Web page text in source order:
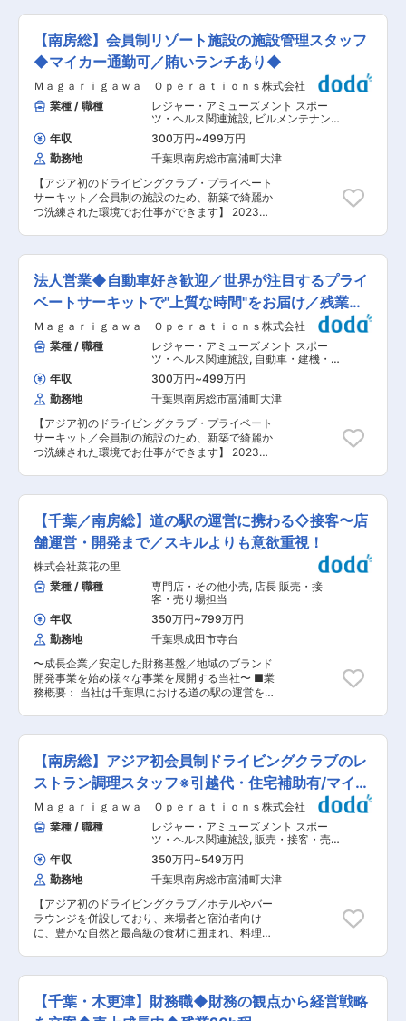
きます。 変更の範囲：会社の定める業務
ビングをしない同伴のご家族双方にMagarigawa
Clubでの接客をご担当いただきます。 ・実際の
お客様のご案内 例)ドライビング＋飲食＋その他
レジャーを、施設内でご提案、ご案内 ・会員様へ
のメール問合せ等の対応 ・部門横断的な業務調整
（社内外） ・その他、会員様・ゲストのリクエス
トに応じた社内調整 ■当社施設に関して
https://www.youtube.com/watch?
v=gmbiOm6rPuk ■組織構成： 8名（マネージャ
ー2名、スタッフ5名、ナイトスタッフ1名） ■研
修制度： OJT研修を通して、約1〜2か月間業務の
流れを育成していきます。 ■キャリアパス： 将
来的にはチームリーダーやメンバーのマネジメン
トへのチャレンジ機会を用意しております。
■Magarigawaのサービス： 2023年 夏に開業し
たアジア初の会員制ドライビングクラブ(プライベ
して業務を行っていただきます。 ※“THE
MAGARIGAWA CLUB”は会員のお客様が所有する
車を楽しく運転することが出来るプライベートド
ライビングクラブです。施設内には、プール・レ
ストラン・テニスコート・温泉施設や宿泊施設な
どを併設し、新しいカーライフを提供するリゾー
務
【南房総】会員制リゾート施設の施設管理スタッフ
◆マイカー通勤可／賄いランチあり◆
Ｍａｇａｒｉｇａｗａ Ｏｐｅｒａｔｉｏｎｓ株式会社
業種 / 職種
レジャー・アミューズメント スポー
ツ・ヘルス関連施設, ビルメンテナンス
（商業施設・店舗・オフィス） 施設管
理・マネジメント
年収 300万円~499万円
勤務地
千葉県南房総市富浦町大津
【アジア初のドライビングクラブ・プライベート
サーキット／会員制の施設のため、新築で綺麗か
つ洗練された環境でお仕事ができます】 2023年
MAGARIGAWA CLUB”の施設全般の業務を行って
いただきます。 コース施設だけでなく、ホテル・
レストラン・バーラウンジを併設しており、来場
者向けに、豊かな自然に囲まれた壮大な施設を維
持管理していく重要な人材として「理想のキャリ
ア」を築いて頂きます。 ■業務内容： 1）施設内
の温泉、プール、クラブハウスの給湯設備点検
２）設備点検に伴うレポート、報告 ３）電話・メ
ール対応 （お客様、外部クライアントからの問い
合わせの一次受けを担う可能性があります。）
４）事務業務などその他特命事項 （メイン業務が
ない場合、こういった業務をフォローしていただ
きます。） ■魅力点 ・日本初、世界でも知名度
が上がってきている施設におけるメンバーとして
活躍できます。 ・会員制の施設のため、新築で綺
麗かつ洗練された環境でお仕事ができます。 ・ア
の経験が積めます。 ■就業環境： 残業ほぼな
し・年休105日 シフト制ではありますが、希望は
通りやすく連休も取りやすい環境となっていま
す。 変更の範囲：会社の定める業務
法人営業◆自動車好き歓迎／世界が注目するプライ
ベートサーキットで"上質な時間"をお届け／残業ほ
ぼ無
Ｍａｇａｒｉｇａｗａ Ｏｐｅｒａｔｉｏｎｓ株式会社
業種 / 職種
レジャー・アミューズメント スポー
ツ・ヘルス関連施設, 自動車・建機・自
動車部品営業（海外） その他法人営業
（既存・ルートセールス中心）
年収 300万円~499万円
勤務地
千葉県南房総市富浦町大津
【アジア初のドライビングクラブ・プライベート
サーキット／会員制の施設のため、新築で綺麗か
つ洗練された環境でお仕事ができます】 2023年
MAGARIGAWA CLUB”にて法人営業スタッフを募
集します。 ■業務内容： ・法人営業 └各種面
談、電話、メール、その他の手段を通じて国内外
の法人顧客へアプローチ、商談管理および契約の
獲得 ・国内外の顧客対応とコミュニケーション └
顧客からのお問い合わせ対応（対面・電話・メー
ルなど） ・文書管理と報告書作成 └営業に関する
文書、契約書、申込書、提案書などの作成と管理
└営業・商談データの入力・管理、請求・精算金
額の調整・確定管理 ・企業向け施設貸出期間中の
イベント運営支援 ■魅力点 ・日本初、世界でも
知名度が上がってきている施設におけるメンバー
として活躍できます。 ・会員制の施設のため、新
築で綺麗かつ洗練された環境でお仕事ができま
す。 ・アジア初のドライビングクラブのため、海
外のお客様も多く来場しますので、グローバルな
希望は通りやすく連休も取りやすい環境となって
います。 ■人員構成： ・全体人員構成：約60名
・所属部門の人員：3名 変更の範囲：会社の定め
る業務
【千葉／南房総】道の駅の運営に携わる◇接客〜店
舗運営・開発まで／スキルよりも意欲重視！
株式会社菜花の里
業種 / 職種
専門店・その他小売, 店長 販売・接
客・売り場担当
年収
350万円~799万円
勤務地
千葉県成田市寺台
〜成長企業／安定した財務基盤／地域のブランド
開発事業を始め様々な事業を展開する当社〜 ■業
務概要： 当社は千葉県における道の駅の運営を複
内容詳細： ◇特産品の販売や飲食店舗における接
客販売 ◇商品の発注作業 ◇より活気のある道の
駅を創るための店舗開発 ◇パート・アルバイト従
業員のマネジメント業務 等 ■魅力： ◇千葉と
いう立地で地域の特産品や独自の商品を豊富に有
する道の駅。商品知識を必要としますが、千葉の
魅力を前面に押し出せるお仕事です。 ◇働き方改
善や運営の仕組化に取り組んでおり、より社員や
働く仲間が働き易い環境を目指しております。 ■
当社について： 「日本全国の地域を活性化して、
日本を元気にする」というビジョンを掲げ、千葉
県内を中心に地域活性化事業を展開しています。
観光土産品の企画・開発、卸、販売のトータルプ
ロデュースや、道の駅の開発・運営、食のテーマ
パークの運営等、多数の事業を展開している会社
です。 変更の範囲：会社の定める業務
【南房総】アジア初会員制ドライビングクラブのレ
ストラン調理スタッフ※引越代・住宅補助有/マイカ
ー通勤
Ｍａｇａｒｉｇａｗａ Ｏｐｅｒａｔｉｏｎｓ株式会社
業種 / 職種
レジャー・アミューズメント スポー
ツ・ヘルス関連施設, 販売・接客・売り
場担当 ホールスタッフ・フロアスタッ
フ・調理スタッフ（飲食）
年収 350万円~549万円
勤務地
千葉県南房総市富浦町大津
【アジア初のドライビングクラブ／ホテルやバー
ラウンジを併設しており、来場者と宿泊者向け
に、豊かな自然と最高級の食材に囲まれ、料理人
旬の地元食材や各所から取り寄せた厳選食材を使
用 ・洋食・和食の両方のメニューあり 2）ニュー
開発サポート： 季節ごとのコース料理や、イベン
【千葉・木更津】財務職◆財務の観点から経営戦略